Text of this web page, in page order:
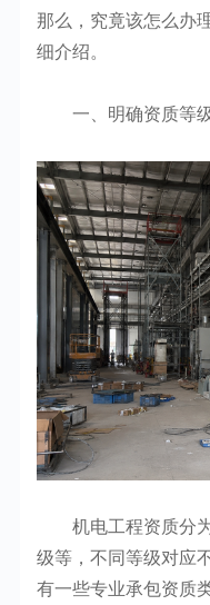
工业问答
那么，究竟该怎么办
细介绍。
一、明确资质等级
机电工程资质分为
级等，不同等级对应
有一些专业承包资质